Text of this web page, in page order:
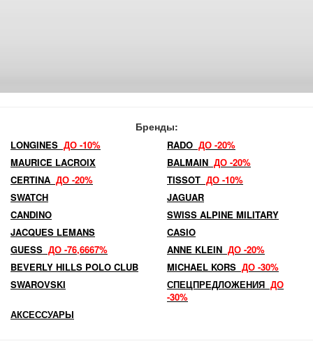
Бренды:
LONGINES ДО -10% RADO ДО -20%
MAURICE LACROIX
BALMAIN ДО -20%
CERTINA ДО -20% TISSOT ДО -10%
SWATCH
JAGUAR
CANDINO
SWISS ALPINE MILITARY
JACQUES LEMANS
CASIO
GUESS ДО -76,6667% ANNE KLEIN ДО -20%
BEVERLY HILLS POLO CLUB
MICHAEL KORS ДО -30%
SWAROVSKI
СПЕЦПРЕДЛОЖЕНИЯ ДО
-30%
АКСЕССУАРЫ